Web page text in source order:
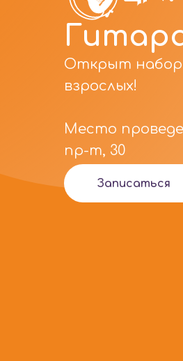
Записаться
Открыт набор
взрослых!
Место
пр-т, 30